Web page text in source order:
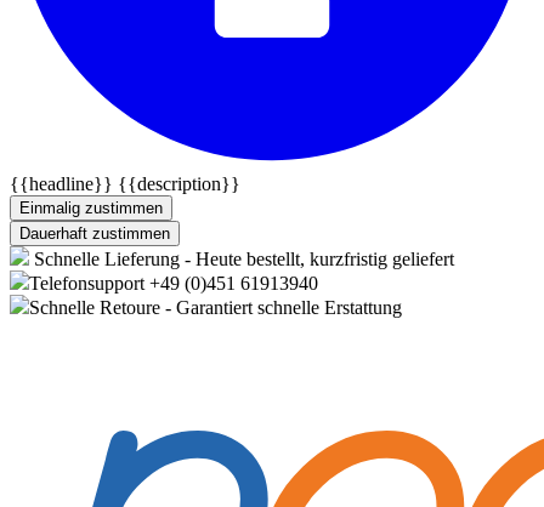
{{headline}} {{description}}
Einmalig zustimmen
Dauerhaft zustimmen
Schnelle Lieferung - Heute bestellt, kurzfristig geliefert
Telefonsupport +49 (0)451 61913940
Schnelle Retoure - Garantiert schnelle Erstattung